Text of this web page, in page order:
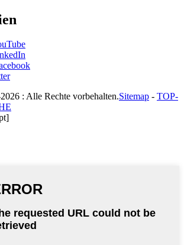
: Alle Rechte vorbehalten.Sitemap - TOP-